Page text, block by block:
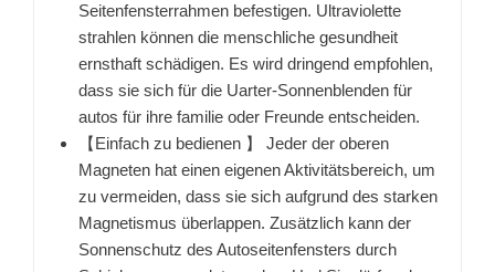
Seitenfensterrahmen befestigen. Ultraviolette
strahlen können die menschliche gesundheit
ernsthaft schädigen. Es wird dringend empfohlen,
dass sie sich für die Uarter-Sonnenblenden für
autos für ihre familie oder Freunde entscheiden.
【Einfach zu bedienen 】 Jeder der oberen
Magneten hat einen eigenen Aktivitätsbereich, um
zu vermeiden, dass sie sich aufgrund des starken
Magnetismus überlappen. Zusätzlich kann der
Sonnenschutz des Autoseitenfensters durch